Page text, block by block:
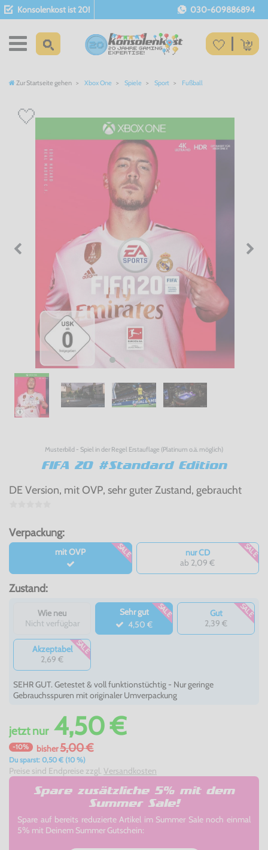
Konsolenkost ist 20! 030-609886894
Zur Startseite gehen Xbox One Spiele Sport Fußball
Musterbild - Spiel in der Regel Erstauflage (Platinum o.ä. möglich)
FIFA 20 #Standard Edition
DE Version, mit OVP, sehr guter Zustand, gebraucht
Verpackung:
mit OVP SALE
nur CD
ab 2,09 €
SALE
Zustand:
Wie neu
Nicht verfügbar
Sehr gut
4,50 €
SALE
Gut
2,39 €
SALE
Akzeptabel
2,69 €
SALE
SEHR GUT. Getestet & voll funktionstüchtig - Nur geringe
Gebrauchsspuren mit originaler Umverpackung
jetztnur4,50 €
-10% bisher5,00 €
Du sparst: 0,50 € (10 %)
Preise sind Endpreise zzgl. Versandkosten
Spare zusätzliche 5% mit dem
Summer Sale!
Spare auf bereits reduzierte Artikel im Summer Sale noch einmal
5% mit Deinem Summer Gutschein: